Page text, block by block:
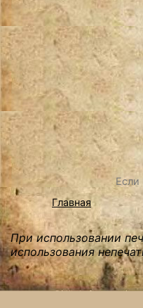
Если
Главная
При использовании
использования